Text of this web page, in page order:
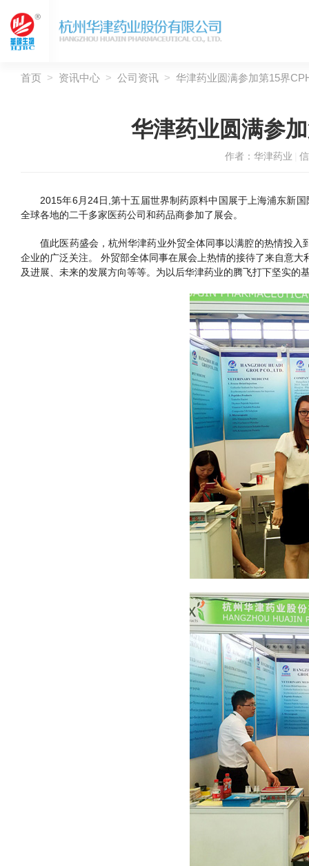
首页 > 资讯中心 > 公司资讯 > 华津药业圆满参加第15界
华津药业圆满参
作者： 华津药业
2015年6月24日,第十五届世界制药原料中国展于上海浦东新国
全球各地的二千多家医药公司和药品商参加了展会。
值此医药盛会，杭州华津药业外贸全体同事以满腔的热情投入
企业的广泛关注。 外贸部全体同事在展会上热情的接待了来自意
及进展、未来的发展方向等等。为以后华津药业的腾飞打下坚实的